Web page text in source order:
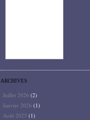
ARCHIVES
Juillet 2026 (2)
Janvier 2026 (1)
Août 2025 (1)